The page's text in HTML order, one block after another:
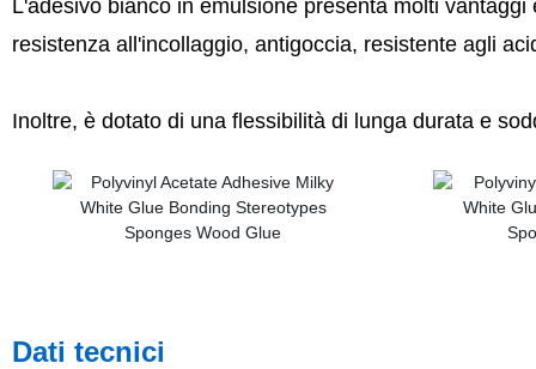
L'adesivo bianco in emulsione presenta molti
resistenza all'incollaggio, antigoccia, resistente agli
Inoltre, è dotatodi una flessibilità di lunga durata e
Dati tecnici